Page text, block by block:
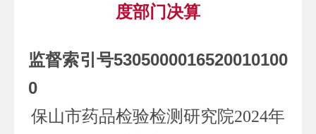
度部门决算
监督索引号5305000016520010100
0
保山市药品检验检测研究院2024年